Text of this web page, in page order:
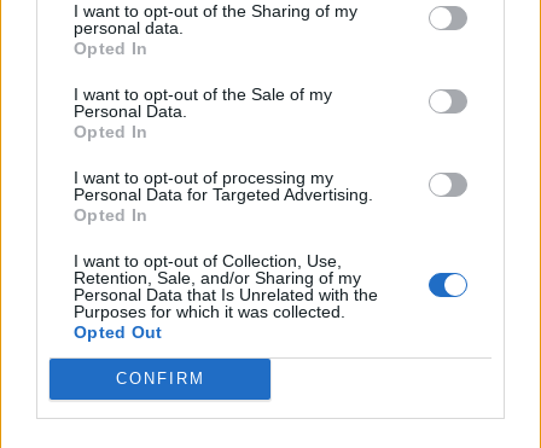
I want to opt-out of the Sharing of my
personal data.
Opted In
I want to opt-out of the Sale of my
Personal Data.
Opted In
I want to opt-out of processing my
Personal Data for Targeted Advertising.
Opted In
I want to opt-out of Collection, Use,
Retention, Sale, and/or Sharing of my
Personal Data that Is Unrelated with the
Purposes for which it was collected.
Opted Out
CONFIRM